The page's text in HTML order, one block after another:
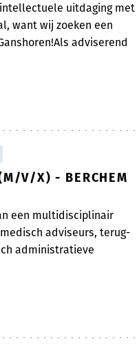
uitdaging met
want wij zoeken een
adviserend
V/X) - BERCHEM
een multidisciplinair
adviseurs, terug-
administratieve